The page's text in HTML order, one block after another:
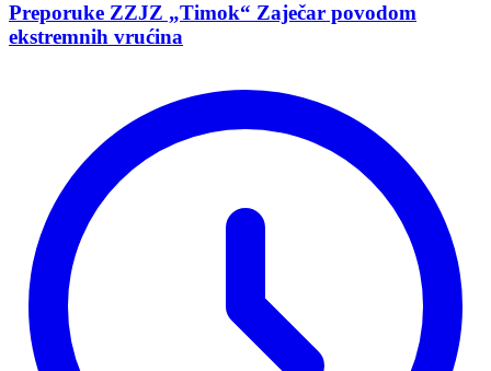
Preporuke ZZJZ „Timok“ Zaječar povodom
ekstremnih vrućina